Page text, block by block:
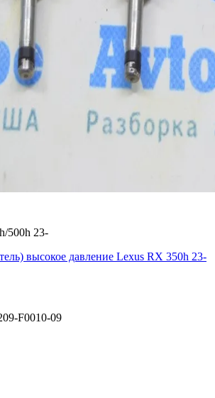
500h 23-
высокое давление Lexus RX 350h 23-
F0010-09